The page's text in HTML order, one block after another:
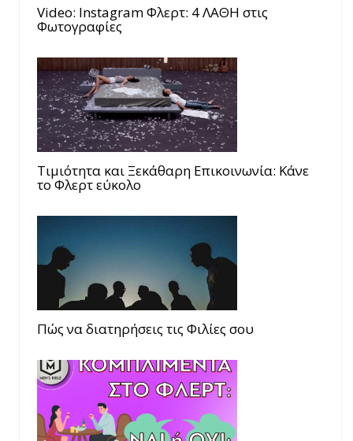
Video: Instagram Φλερτ: 4 ΛΑΘΗ στις
Φωτογραφίες
Τιμιότητα και Ξεκάθαρη Επικοινωνία: Κάνε
το Φλερτ εύκολο
Πώς να διατηρήσεις τις Φιλίες σου